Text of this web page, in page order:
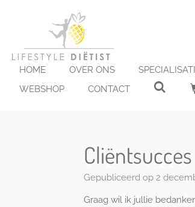
de
hoofdinhoud
HOME OVER ONS
WEBSHOP
CONTACT
Gepubliceerd op 2
Graag wil ik jullie